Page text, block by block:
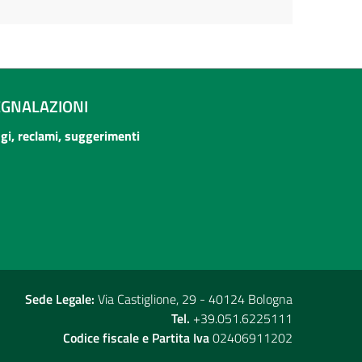
reclami, suggerimenti
Sede Legale: Via Castiglione, 29 - 40124 Bologna
Tel. +39.051.6225111
Codice fiscale e Partita Iva02406911202